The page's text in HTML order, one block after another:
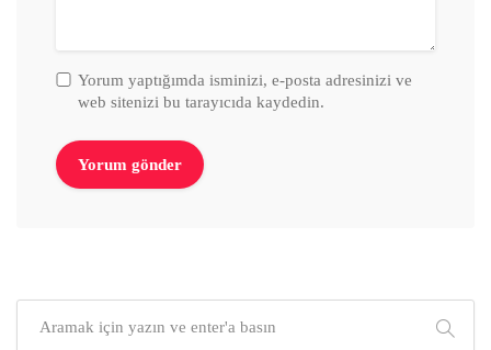
Yorum yaptığımda isminizi, e-posta adresinizi ve
web sitenizi bu tarayıcıda kaydedin.